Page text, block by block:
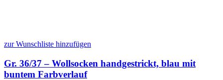
zur Wunschliste hinzufügen
Gr. 36/37 – Wollsocken handgestrickt, blau mit
buntem Farbverlauf